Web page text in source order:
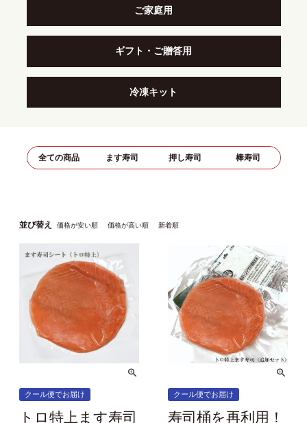
ご家庭用
ギフト・ご贈答用
冷凍キット
全ての商品 ます寿司 押し寿司 棒寿司
並び替え 価格が安い順 価格が高い順 新着順
クール便でお届け
トロ特上ます寿司
クール便でお届け
寿司桶を再利用！